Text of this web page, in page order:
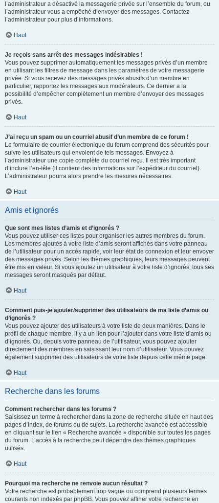
l’administrateur a désactivé la messagerie privée sur l’ensemble du forum, ou
l’administrateur vous a empêché d’envoyer des messages. Contactez
l’administrateur pour plus d’informations.
Haut
Je reçois sans arrêt des messages indésirables !
Vous pouvez supprimer automatiquement les messages privés d’un membre
en utilisant les filtres de message dans les paramètres de votre messagerie
privée. Si vous recevez des messages privés abusifs d’un membre en
particulier, rapportez les messages aux modérateurs. Ce dernier a la
possibilité d’empêcher complètement un membre d’envoyer des messages
privés.
Haut
J’ai reçu un spam ou un courriel abusif d’un membre de ce forum !
Le formulaire de courrier électronique du forum comprend des sécurités pour
suivre les utilisateurs qui envoient de tels messages. Envoyez à
l’administrateur une copie complète du courriel reçu. Il est très important
d’inclure l’en-tête (il contient des informations sur l’expéditeur du courriel).
L’administrateur pourra alors prendre les mesures nécessaires.
Haut
Amis et ignorés
Que sont mes listes d’amis et d’ignorés ?
Vous pouvez utiliser ces listes pour organiser les autres membres du forum.
Les membres ajoutés à votre liste d’amis seront affichés dans votre panneau
de l’utilisateur pour un accès rapide, voir leur état de connexion et leur envoyer
des messages privés. Selon les thèmes graphiques, leurs messages peuvent
être mis en valeur. Si vous ajoutez un utilisateur à votre liste d’ignorés, tous ses
messages seront masqués par défaut.
Haut
Comment puis-je ajouter/supprimer des utilisateurs de ma liste d’amis ou
d’ignorés ?
Vous pouvez ajouter des utilisateurs à votre liste de deux manières. Dans le
profil de chaque membre, il y a un lien pour l’ajouter dans votre liste d’amis ou
d’ignorés. Ou, depuis votre panneau de l’utilisateur, vous pouvez ajouter
directement des membres en saisissant leur nom d’utilisateur. Vous pouvez
également supprimer des utilisateurs de votre liste depuis cette même page.
Haut
Recherche dans les forums
Comment rechercher dans les forums ?
Saisissez un terme à rechercher dans la zone de recherche située en haut des
pages d’index, de forums ou de sujets. La recherche avancée est accessible
en cliquant sur le lien « Recherche avancée » disponible sur toutes les pages
du forum. L’accès à la recherche peut dépendre des thèmes graphiques
utilisés.
Haut
Pourquoi ma recherche ne renvoie aucun résultat ?
Votre recherche est probablement trop vague ou comprend plusieurs termes
courants non indexés par phpBB. Vous pouvez affiner votre recherche en